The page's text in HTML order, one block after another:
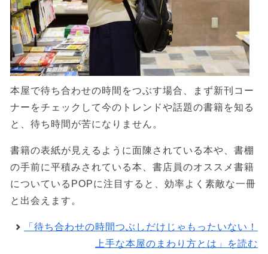
本屋で待ち合わせの時間をつぶす場合、まず新刊コー
ナーをチェックして今のトレンドや話題の書籍を知る
と、待ち時間が苦になりません。
書籍の表紙が見えるように面陳されている本や、書棚
の手前に平積みされている本、書店員のオススメ書籍
についているPOPに注目すると、効率よく素敵な一冊
と出会えます。
「待ち合わせの時間つぶしだけじゃもったいない！
上手な本屋のまわり方とは」を読む